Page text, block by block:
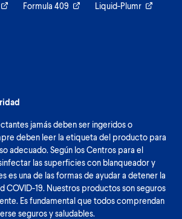
Formula 409 Liquid-Plumr
jamás deben ser ingeridos o
deben leer la etiqueta del producto para
adecuado. Según los Centros para el
las superficies con blanqueador y
una de las formas de ayudar a detener la
COVID-19. Nuestros productos son seguros
Es fundamental que todos comprendan
seguros y saludables.